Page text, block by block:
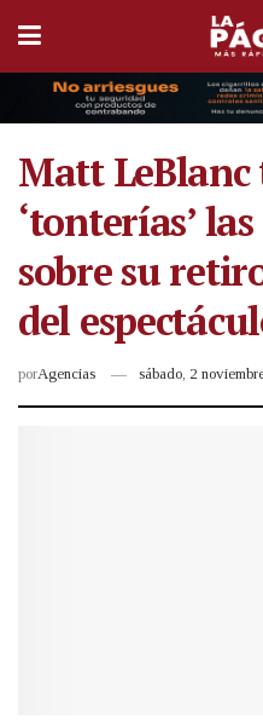
Matt LeBlanc
‘tonterías’
sobre su
del
porAgencias sábado, 2